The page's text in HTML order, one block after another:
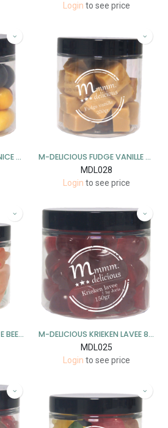
Login to see price
M-DELICIOUS FRUITS DE NICE 8X150GR M-DELICIOUS FUDGE VANILLE 8X350GR
MDL028
Login to see price
M-DELICIOUS SUIKERVRIJE BEERTJES 8X125GR M-DELICIOUS KRIEKEN LAVEE 8X150GR
MDL025
Login to see price